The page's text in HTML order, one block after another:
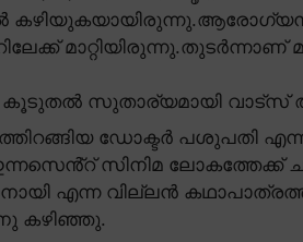
മാറ്റിയിരുന്നു.തുടർന്നാണ്
സുതാര്യമായി വാട്സ്
ഡോക്ടർ പശുപതി
സിനിമ ലോകത്തേക്ക്
എന്ന വില്ലൻ
കഴിഞ്ഞു.